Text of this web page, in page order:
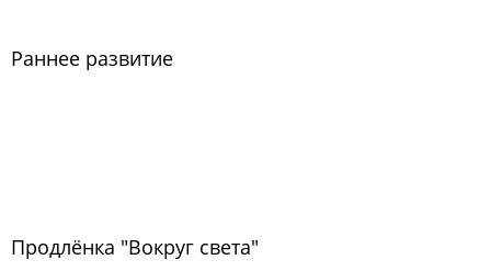
Раннее развитие
Продлёнка "Вокруг света"